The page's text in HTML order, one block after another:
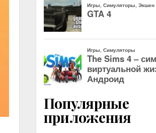
Популярные
приложения